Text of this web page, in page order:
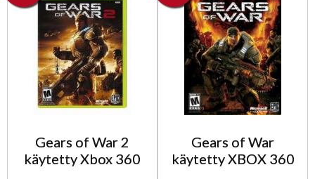
Gears of War 2
käytetty Xbox 360
Gears of War
käytetty XBOX 360